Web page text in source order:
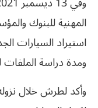
المهنية للبنوك
استيراد السيارات
ومدة دراسة
وأكد لطرش خلال